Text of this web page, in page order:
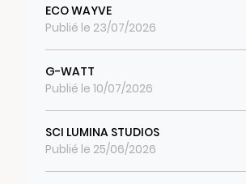
ECO WAYVE
Publié le 23/07/2026
G-WATT
Publié le 10/07/2026
SCI LUMINA STUDIOS
Publié le 25/06/2026